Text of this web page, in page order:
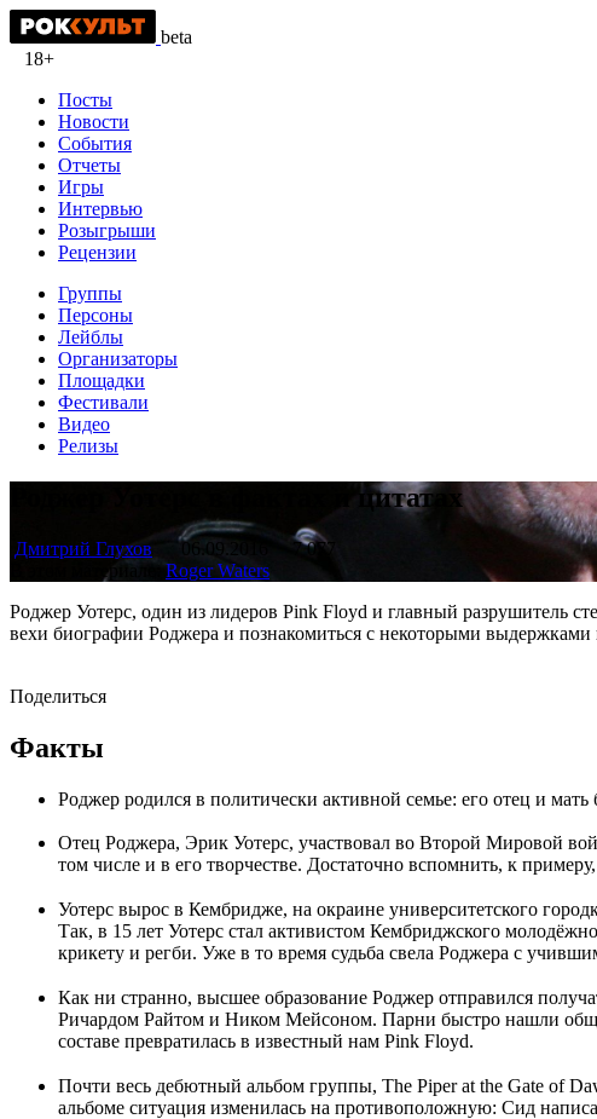
beta
18+
Посты
Новости
События
Отчеты
Игры
Интервью
Розыгрыши
Рецензии
Группы
Персоны
Лейблы
Организаторы
Площадки
Фестивали
Видео
Релизы
Роджер Уотерс в фактах и цитатах
Дмитрий Глухов 06.09.2016
7 077
В этом материале:Roger Waters
Роджер Уотерс, один из лидеров Pink Floyd и главный разрушитель
вехи биографии Роджера и познакомиться с некоторыми выдержками
Поделиться
Факты
Роджер родился в политически активной семье: его отец и
Отец Роджера, Эрик Уотерс, участвовал во Второй Мировой
том числе и в его творчестве. Достаточно вспомнить, к
Уотерс вырос в Кембридже, на окраине университетского
Так, в 15 лет Уотерс стал активистом Кембриджского
крикету и регби. Уже в то время судьба свела Роджера с
Как ни странно, высшее образование Роджер отправился
Ричардом Райтом и Ником Мейсоном. Парни быстро нашли
составе превратилась в известный нам Pink Floyd.
Почти весь дебютный альбом группы, The Piper at the Gate of
альбоме ситуация изменилась на противоположную: Сид